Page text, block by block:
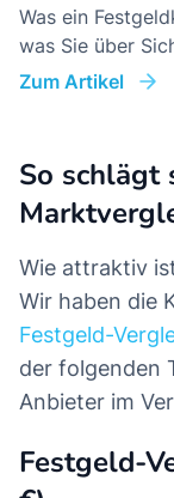
Was ein
was Sie über
Zum Artikel
So schlägt
Wie attraktiv
Wir haben die
Festgeld-
der folgenden
Anbieter im
Festgeld-